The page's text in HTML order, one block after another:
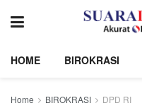
HOME BIROKRASI
Home BIROKRASI DPD RI